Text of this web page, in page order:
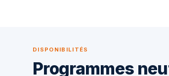
DISPONIBILITÉS
Programmes